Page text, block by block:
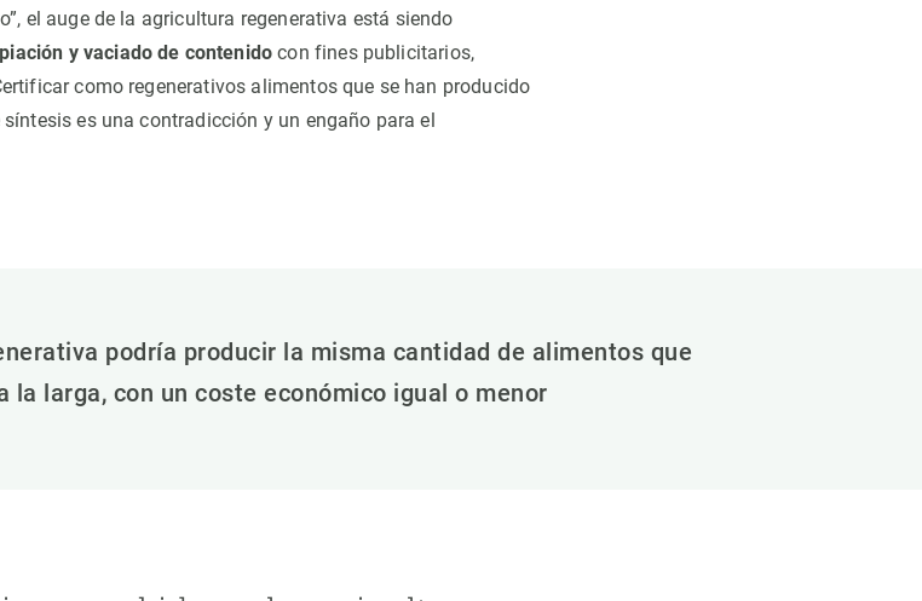
el auge de la agricultura regenerativa está siendo
y vaciado de contenido con fines publicitarios,
como regenerativos alimentos que se han producido
es una contradicción y un engaño para el
podría producir la misma cantidad de alimentos que
la larga, con un coste económico igual o menor